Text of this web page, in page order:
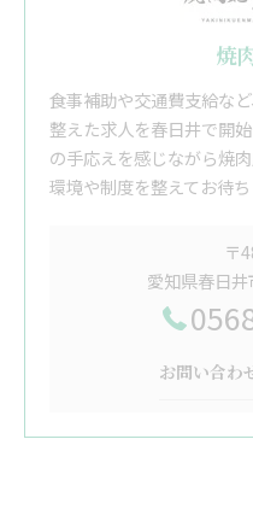
焼
食事補助や交通費支給な
整えた求人を春日井で開
の手応えを感じながら焼
環境や制度を整えてお待ち
〒
愛知県春日
お問い合わ